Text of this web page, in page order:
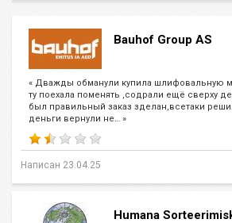
Bauhof Group AS
« Дважды обманули купила шлифовальную
ту поехала поменять ,содрали ещё сверху
был правильный заказ зделан,всетаки
деньги вернули не… »
Написан 23.04.25
Humana